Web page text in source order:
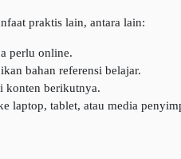
praktis lain, antara lain:
perlu online.
bahan referensi belajar.
konten berikutnya.
laptop, tablet, atau media